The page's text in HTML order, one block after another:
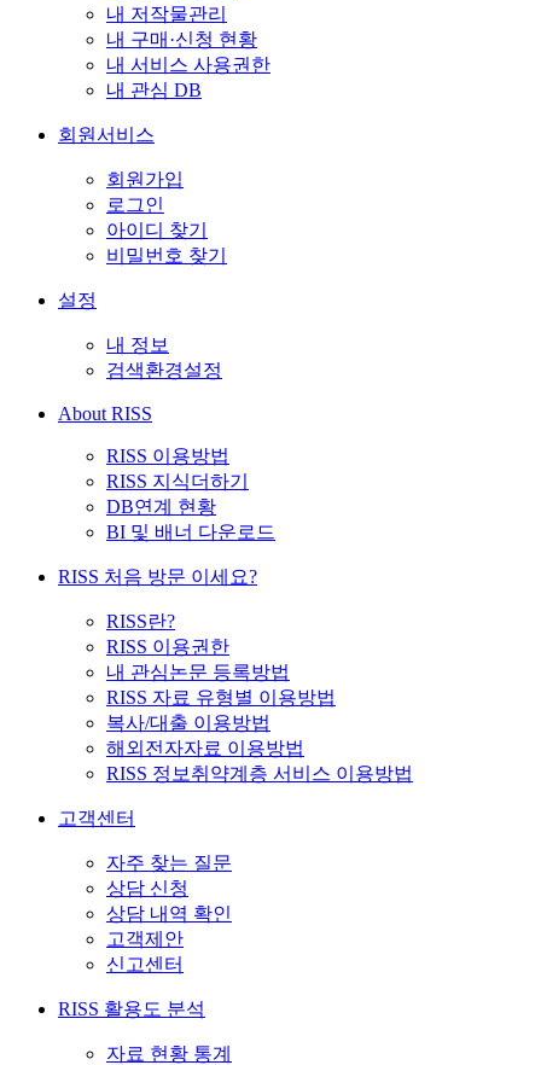
내 저작물관리
내 구매·신청 현황
내 서비스 사용권한
내 관심 DB
회원서비스
회원가입
로그인
아이디 찾기
비밀번호 찾기
설정
내 정보
검색환경설정
About RISS
RISS 이용방법
RISS 지식더하기
DB연계 현황
BI 및 배너 다운로드
RISS 처음 방문 이세요?
RISS란?
RISS 이용권한
내 관심논문 등록방법
RISS 자료 유형별 이용방법
복사/대출 이용방법
해외전자자료 이용방법
RISS 정보취약계층 서비스 이용방법
고객센터
자주 찾는 질문
상담 신청
상담 내역 확인
고객제안
신고센터
RISS 활용도 분석
자료 현황 통계